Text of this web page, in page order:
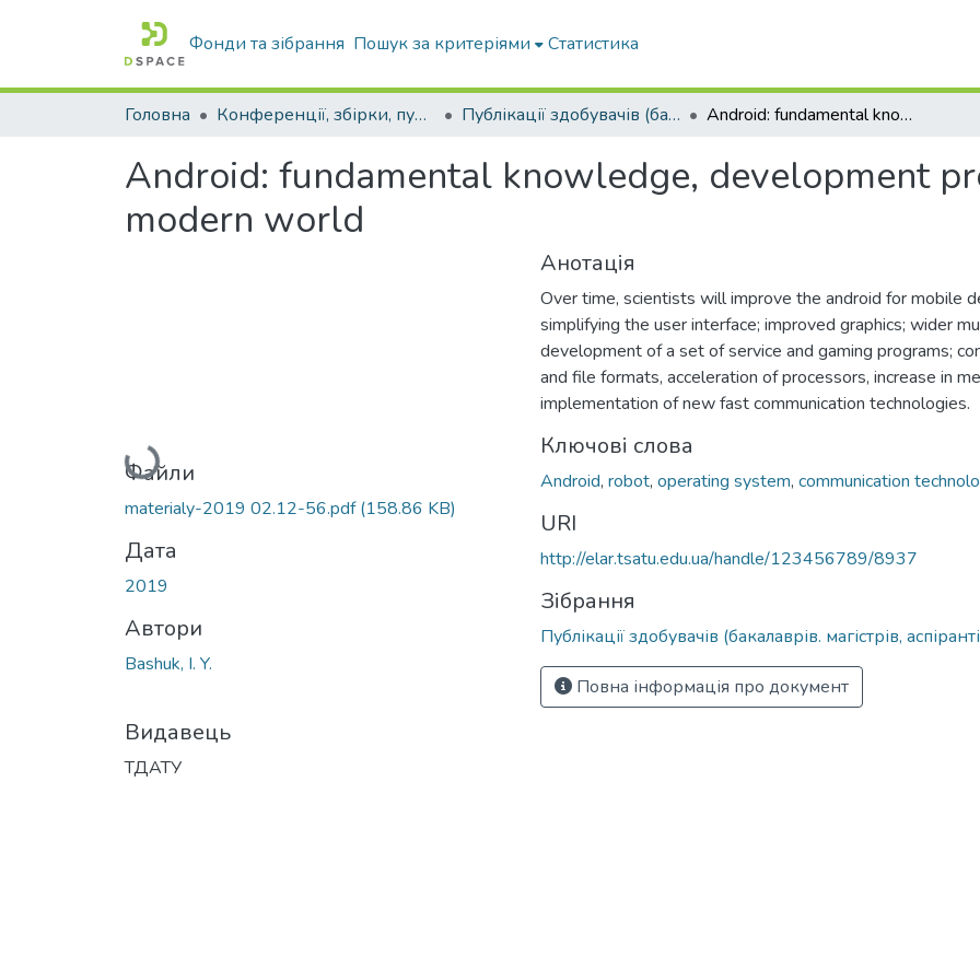
Фонди та зібрання Пошук за критеріями Статистика
Головна Конференції, збірки, публікації молодих вчених і здобувачів : магістрів, бакалаврів, аспірантів. Публікації здобувачів (бакалаврів. магістрів, аспірантів) Android: fundamental knowledge, development prospects, role in the modern world
Android: fundamental knowledge, development
modern world
Вантажиться...
Файли
materialy-2019 02.12-56.pdf(158.86 KB)
Дата
2019
Автори
Bashuk, I. Y.
Видавець
ТДАТУ
Анотація
Over time, scientists will improve the android for mobile
simplifying the user interface; improved graphics; wider
development of a set of service and gaming programs;
and file formats, acceleration of processors, increase in
implementation of new fast communication technologies.
Ключові слова
Android, robot, operating system, communication
URI
http://elar.tsatu.edu.ua/handle/123456789/8937
Зібрання
Публікації здобувачів (бакалаврів. магістрів,
Повна інформація про документ